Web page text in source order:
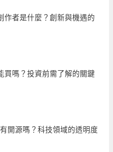
作者是什麼？創新與機遇的
買嗎？投資前需了解的關鍵
開源嗎？科技領域的透明度